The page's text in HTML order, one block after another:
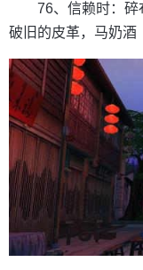
76、信赖时：碎
破旧的皮革，马奶酒